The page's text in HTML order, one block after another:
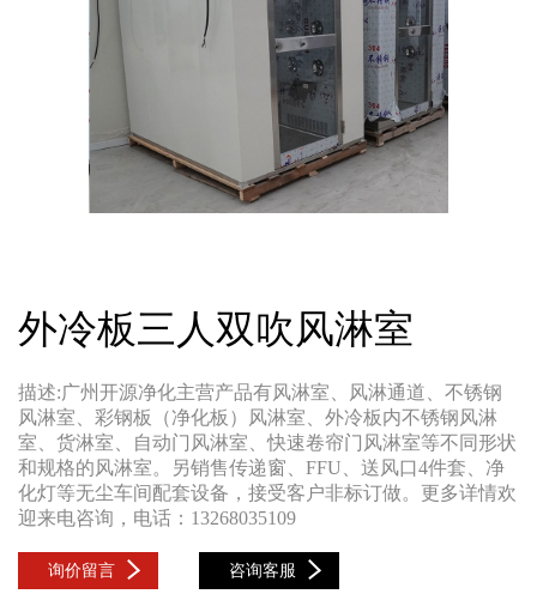
外冷板三人双吹风淋室
描述:广州开源净化主营产品有风淋室、风淋通道、不锈钢
风淋室、彩钢板（净化板）风淋室、外冷板内不锈钢风淋
室、货淋室、自动门风淋室、快速卷帘门风淋室等不同形状
和规格的风淋室。另销售传递窗、FFU、送风口4件套、净
化灯等无尘车间配套设备，接受客户非标订做。更多详情欢
迎来电咨询，电话：13268035109
询价留言 咨询客服